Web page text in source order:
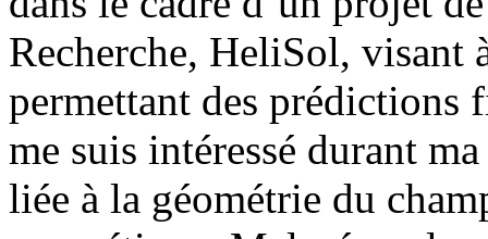
Recherche, HeliSol, visant
permettant des prédictions
me suis intéressé durant
liée à la géométrie du